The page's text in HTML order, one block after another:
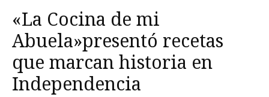
«La Cocina de mi
Abuela»presentó recetas
que marcan historia en
Independencia